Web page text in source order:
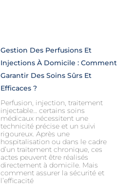
Gestion Des Perfusions Et
Injections À Domicile : Comment
Garantir Des Soins Sûrs Et
Efficaces ?
Perfusion, injection, traitement
injectable… certains soins
médicaux nécessitent une
technicité précise et un suivi
rigoureux. Après une
hospitalisation ou dans le cadre
d’un traitement chronique, ces
actes peuvent être réalisés
directement à domicile. Mais
comment assurer la sécurité et
l’efficacité